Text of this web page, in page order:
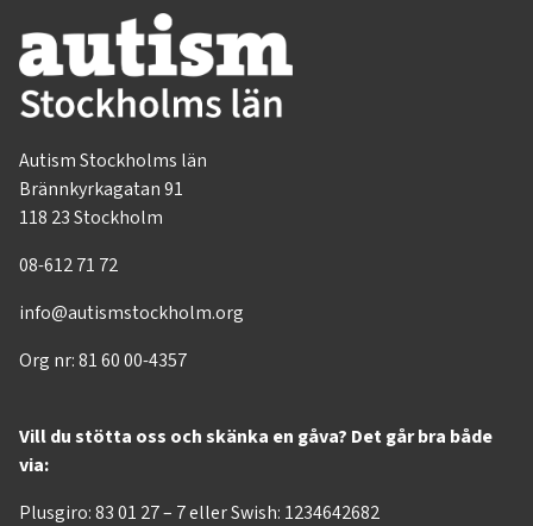
Autism Stockholms län
Brännkyrkagatan 91
118 23 Stockholm
08-612 71 72
info@autismstockholm.org
Org nr: 81 60 00-4357
Vill du stötta oss och skänka en gåva? Det går bra både
via:
Plusgiro: 83 01 27 – 7 eller Swish: 1234642682